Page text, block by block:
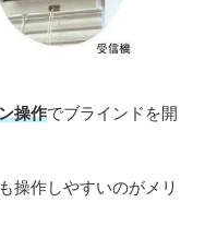
操作でブラインドを開
操作しやすいのがメリ